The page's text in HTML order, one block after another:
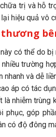
trị và hỗ
hiệu quả vô
thương
có thể do
trường
và dễ
áp có tác
nhiễm
phục, góp
có độ đông